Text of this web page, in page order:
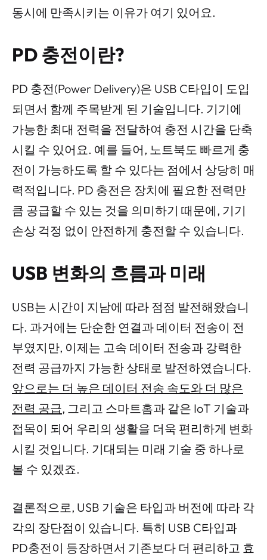
동시에 만족시키는 이유가 여기 있어요.
PD 충전이란?
PD 충전(Power Delivery)은 USB C타입이 도입
되면서 함께 주목받게 된 기술입니다. 기기에
가능한 최대 전력을 전달하여 충전 시간을 단축
시킬 수 있어요. 예를 들어, 노트북도 빠르게 충
전이 가능하도록 할 수 있다는 점에서 상당히 매
력적입니다. PD 충전은 장치에 필요한 전력만
큼 공급할 수 있는 것을 의미하기 때문에, 기기
손상 걱정 없이 안전하게 충전할 수 있습니다.
USB 변화의 흐름과 미래
USB는 시간이 지남에 따라 점점 발전해왔습니
다. 과거에는 단순한 연결과 데이터 전송이 전
부였지만, 이제는 고속 데이터 전송과 강력한
전력 공급까지 가능한 상태로 발전하였습니다.
앞으로는 더 높은 데이터 전송 속도와 더 많은
전력 공급, 그리고 스마트홈과 같은 IoT 기술과
접목이 되어 우리의 생활을 더욱 편리하게 변화
시킬 것입니다. 기대되는 미래 기술 중 하나로
볼 수 있겠죠.
결론적으로, USB 기술은 타입과 버전에 따라 각
각의 장단점이 있습니다. 특히 USB C타입과
PD충전이 등장하면서 기존보다 더 편리하고 효